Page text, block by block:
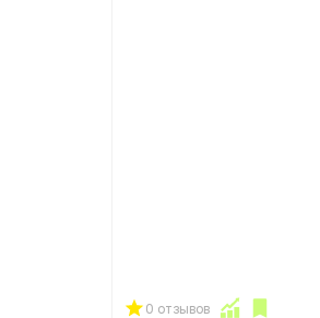
0 отзывов